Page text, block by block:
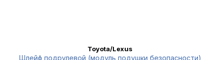
Toyota/Lexus
Шлейф подрулевой (модуль подушки безопасности)